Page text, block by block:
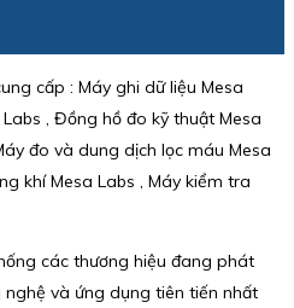
cấp : Máy ghi dữ liệu Mesa
, Đồng hồ đo kỹ thuật Mesa
đo và dung dịch lọc máu Mesa
khí Mesa Labs , Máy kiểm tra
các thương hiệu đang phát
và ứng dụng tiên tiến nhất